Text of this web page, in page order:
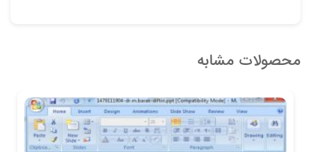
محصولات مشابه